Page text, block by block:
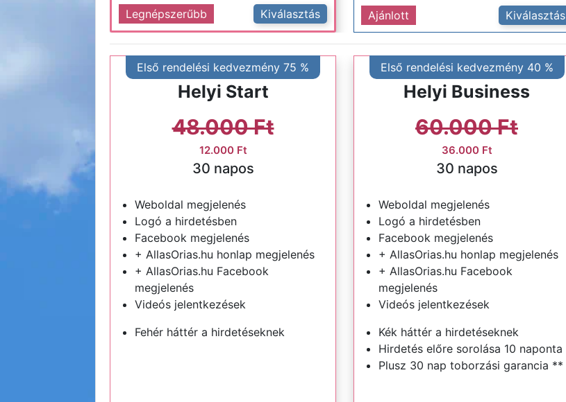
Legnépszerűbb Kiválasztás Ajánlott Kiválasztás
Első rendelési kedvezmény 75 %
Helyi Start
48.000 Ft
12.000 Ft
30 napos
Weboldal megjelenés
Logó a hirdetésben
Facebook megjelenés
+ AllasOrias.hu honlap megjelenés
+ AllasOrias.hu Facebook
megjelenés
Videós jelentkezések
Fehér háttér a hirdetéseknek
Első rendelési kedvezmény 40 %
Helyi Business
60.000 Ft
36.000 Ft
30 napos
Weboldal megjelenés
Logó a hirdetésben
Facebook megjelenés
+ AllasOrias.hu honlap megjelenés
+ AllasOrias.hu Facebook
megjelenés
Videós jelentkezések
Kék háttér a hirdetéseknek
Hirdetés előre sorolása 10 naponta
Plusz 30 nap toborzási garancia **